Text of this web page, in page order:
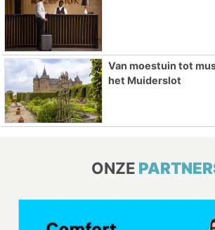
Van moestuin tot
het Muiderslot
ONZE